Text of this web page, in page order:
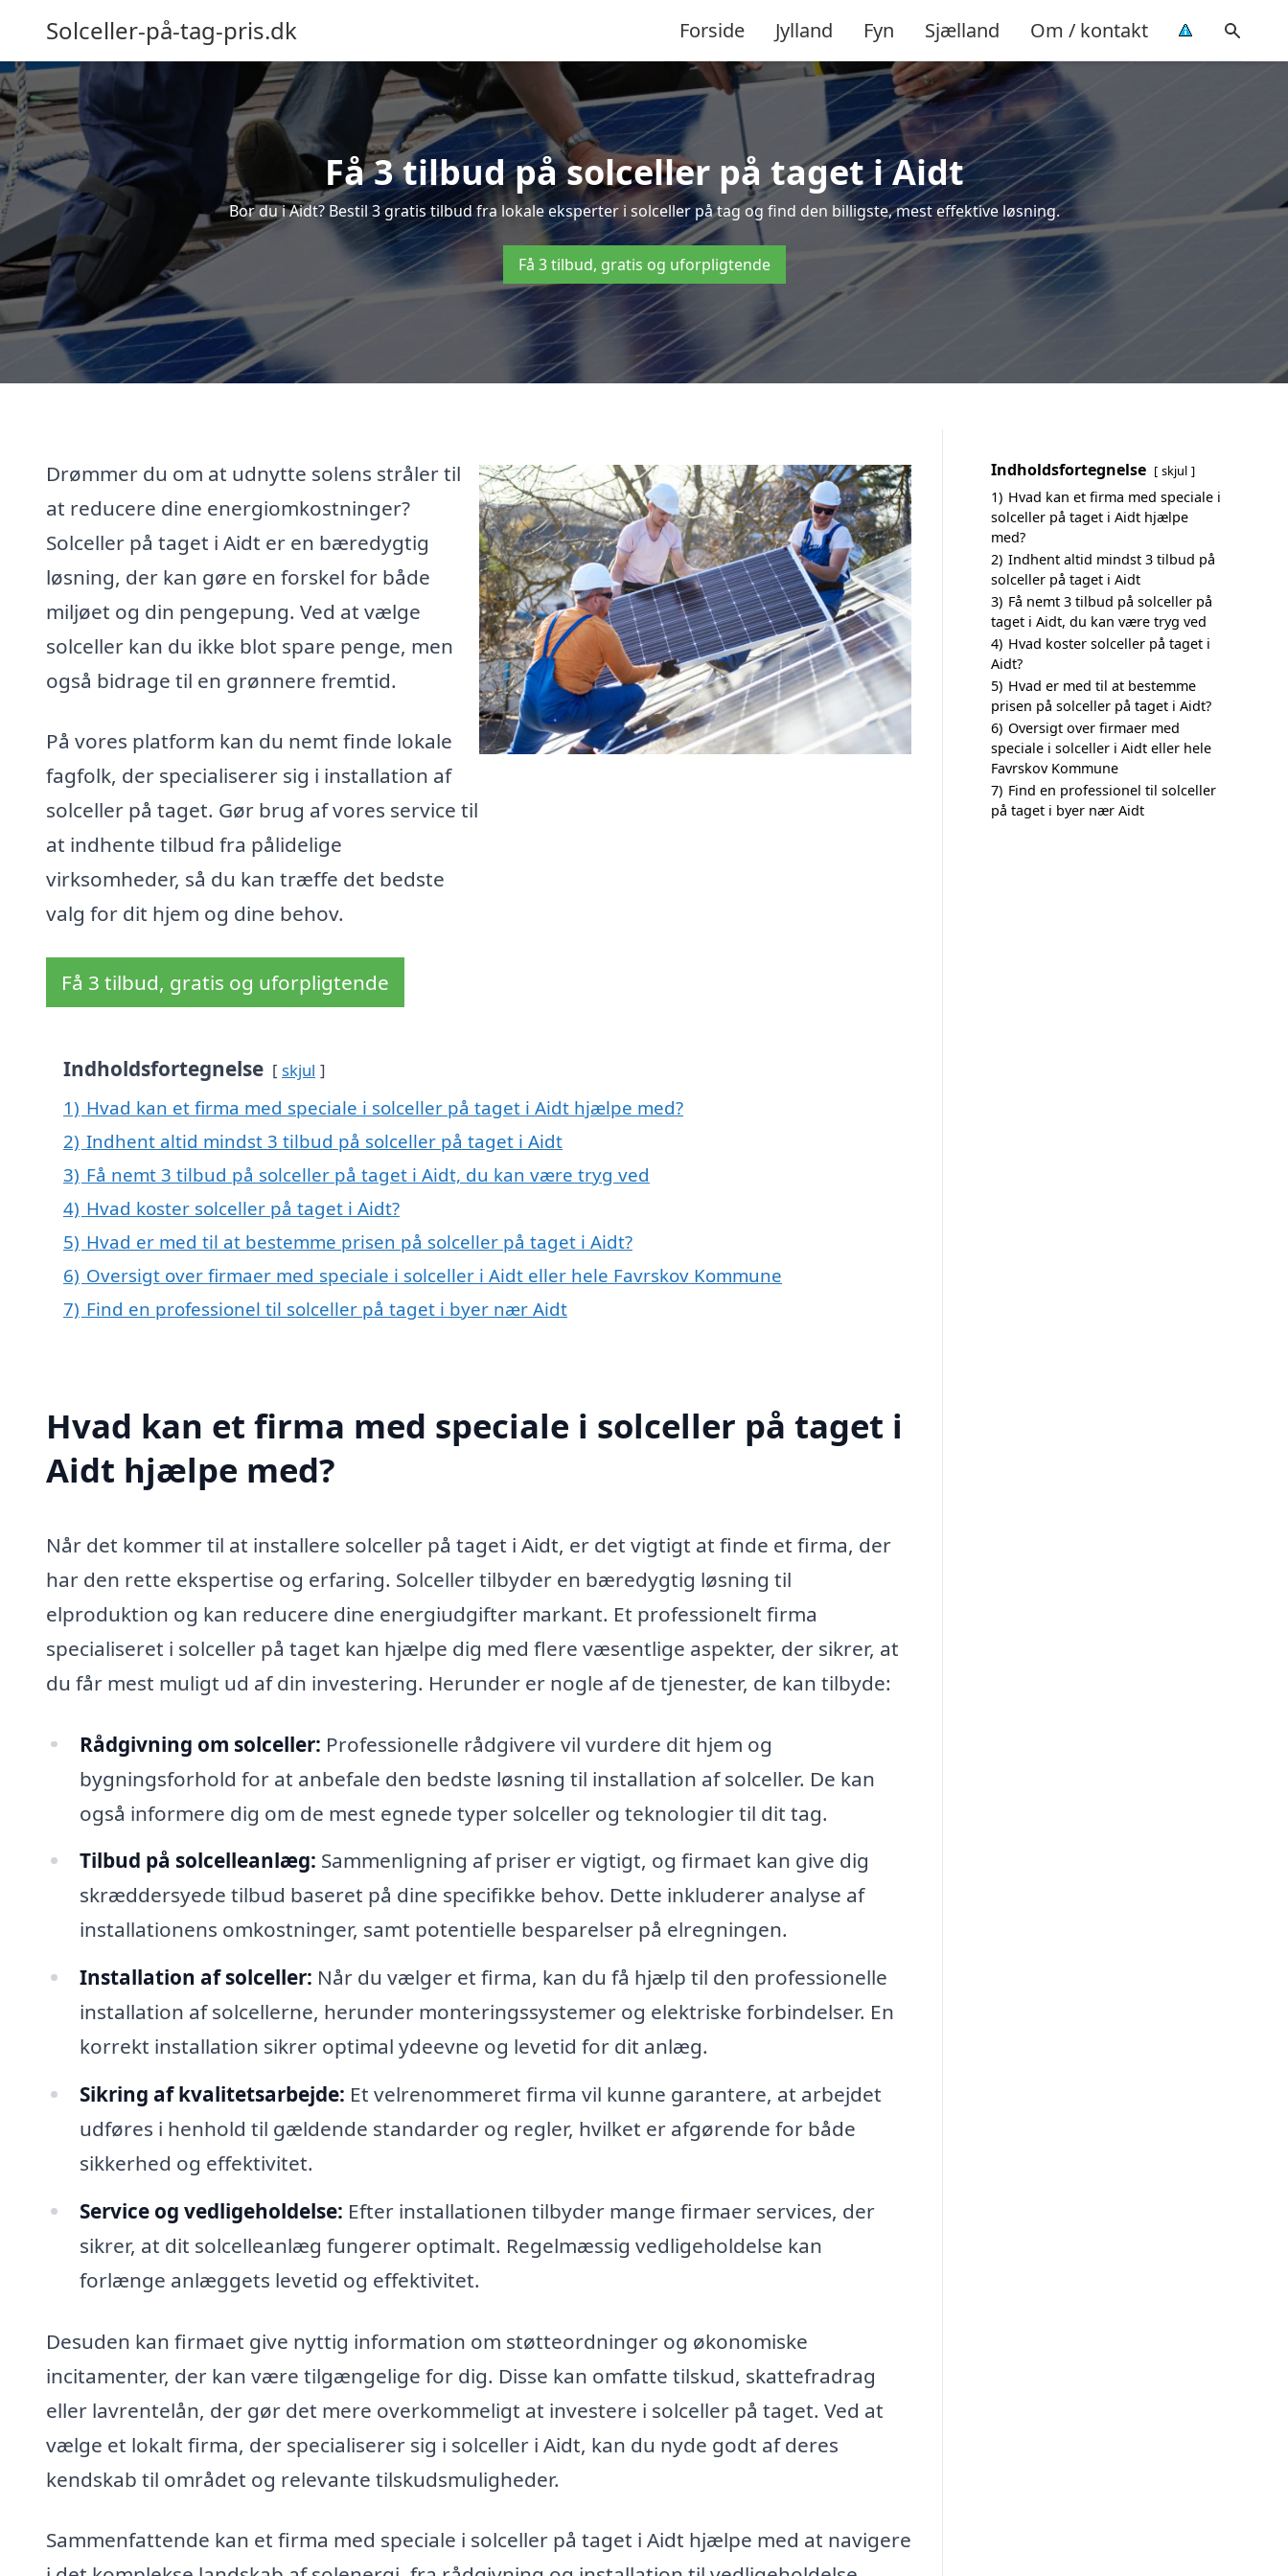
Solceller-på-tag-pris.dk Forside Jylland Fyn Sjælland Om / kontakt
Få 3 tilbud på solceller på taget i Aidt
Bor du i Aidt? Bestil 3 gratis tilbud fra lokale eksperter i solceller på tag og find den billigste, mest effektive løsning.
Få 3 tilbud, gratis og uforpligtende
Drømmer du om at udnytte solens stråler til
at reducere dine energiomkostninger?
Solceller på taget i Aidt er en bæredygtig
løsning, der kan gøre en forskel for både
miljøet og din pengepung. Ved at vælge
solceller kan du ikke blot spare penge, men
også bidrage til en grønnere fremtid.
På vores platform kan du nemt finde lokale
fagfolk, der specialiserer sig i installation af
solceller på taget. Gør brug af vores service til
at indhente tilbud fra pålidelige
virksomheder, så du kan træffe det bedste
valg for dit hjem og dine behov.
Få 3 tilbud, gratis og uforpligtende
Indholdsfortegnelse skjul
1) Hvad kan et firma med speciale i solceller på taget i Aidt hjælpe med?
2) Indhent altid mindst 3 tilbud på solceller på taget i Aidt
3) Få nemt 3 tilbud på solceller på taget i Aidt, du kan være tryg ved
4) Hvad koster solceller på taget i Aidt?
5) Hvad er med til at bestemme prisen på solceller på taget i Aidt?
6) Oversigt over firmaer med speciale i solceller i Aidt eller hele Favrskov Kommune
7) Find en professionel til solceller på taget i byer nær Aidt
Hvad kan et firma med speciale i solceller på taget i
Aidt hjælpe med?
Når det kommer til at installere solceller på taget i Aidt, er det vigtigt at finde et firma, der
har den rette ekspertise og erfaring. Solceller tilbyder en bæredygtig løsning til
elproduktion og kan reducere dine energiudgifter markant. Et professionelt firma
specialiseret i solceller på taget kan hjælpe dig med flere væsentlige aspekter, der sikrer, at
du får mest muligt ud af din investering. Herunder er nogle af de tjenester, de kan tilbyde:
Rådgivning om solceller: Professionelle rådgivere vil vurdere dit hjem og
bygningsforhold for at anbefale den bedste løsning til installation af solceller. De kan
også informere dig om de mest egnede typer solceller og teknologier til dit tag.
Tilbud på solcelleanlæg: Sammenligning af priser er vigtigt, og firmaet kan give dig
skræddersyede tilbud baseret på dine specifikke behov. Dette inkluderer analyse af
installationens omkostninger, samt potentielle besparelser på elregningen.
Installation af solceller: Når du vælger et firma, kan du få hjælp til den professionelle
installation af solcellerne, herunder monteringssystemer og elektriske forbindelser. En
korrekt installation sikrer optimal ydeevne og levetid for dit anlæg.
Sikring af kvalitetsarbejde: Et velrenommeret firma vil kunne garantere, at arbejdet
udføres i henhold til gældende standarder og regler, hvilket er afgørende for både
sikkerhed og effektivitet.
Service og vedligeholdelse: Efter installationen tilbyder mange firmaer services, der
sikrer, at dit solcelleanlæg fungerer optimalt. Regelmæssig vedligeholdelse kan
forlænge anlæggets levetid og effektivitet.
Desuden kan firmaet give nyttig information om støtteordninger og økonomiske
incitamenter, der kan være tilgængelige for dig. Disse kan omfatte tilskud, skattefradrag
eller lavrentelån, der gør det mere overkommeligt at investere i solceller på taget. Ved at
vælge et lokalt firma, der specialiserer sig i solceller i Aidt, kan du nyde godt af deres
kendskab til området og relevante tilskudsmuligheder.
Sammenfattende kan et firma med speciale i solceller på taget i Aidt hjælpe med at navigere
Indholdsfortegnelse skjul
1) Hvad kan et firma med speciale i
solceller på taget i Aidt hjælpe
med?
2) Indhent altid mindst 3 tilbud på
solceller på taget i Aidt
3) Få nemt 3 tilbud på solceller på
taget i Aidt, du kan være tryg ved
4) Hvad koster solceller på taget i
Aidt?
5) Hvad er med til at bestemme
prisen på solceller på taget i Aidt?
6) Oversigt over firmaer med
speciale i solceller i Aidt eller hele
Favrskov Kommune
7) Find en professionel til solceller
på taget i byer nær Aidt